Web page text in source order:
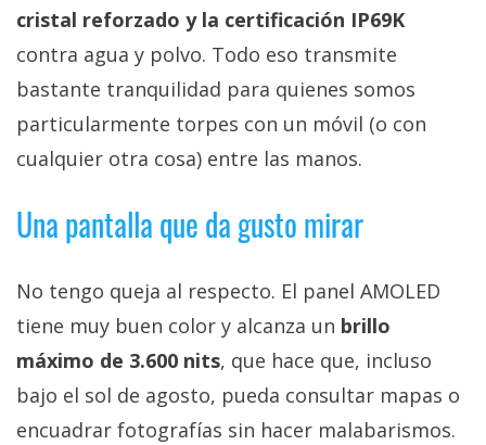
cristal reforzado y la certificación IP69K
contra agua y polvo. Todo eso transmite
bastante tranquilidad para quienes somos
particularmente torpes con un móvil (o con
cualquier otra cosa) entre las manos.
Una pantalla que da gusto mirar
No tengo queja al respecto. El panel AMOLED
tiene muy buen color y alcanza un brillo
máximo de 3.600 nits, que hace que, incluso
bajo el sol de agosto, pueda consultar mapas o
encuadrar fotografías sin hacer malabarismos.